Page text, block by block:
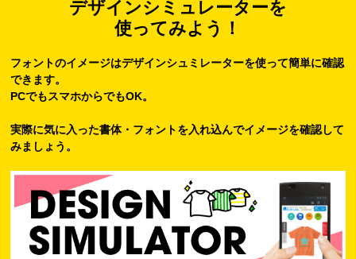
デザインシミュレーターを
使ってみよう！
フォントのイメージはデザインシュミレーターを使って簡単に確認
できます。
PCでもスマホからでもOK。
実際に気に入った書体・フォントを入れ込んでイメージを確認して
みましょう。